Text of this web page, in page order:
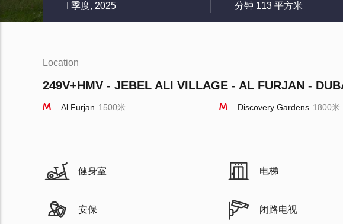
I 季度, 2025 分钟 113 平方米
Location
249V+HMV - JEBEL ALI VILLAGE - AL FURJAN -
Al Furjan 1500米 Discovery Gardens 1800米
健身室 电梯
安保 闭路电视